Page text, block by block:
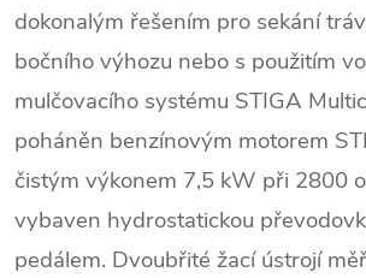
dokonalým řešením pro sekání
bočního výhozu nebo s použitím
mulčovacího systému STIGA
poháněn benzínovým motorem
čistým výkonem 7,5 kW při 2800
vybaven hydrostatickou
pedálem. Dvoubřité žací ústrojí